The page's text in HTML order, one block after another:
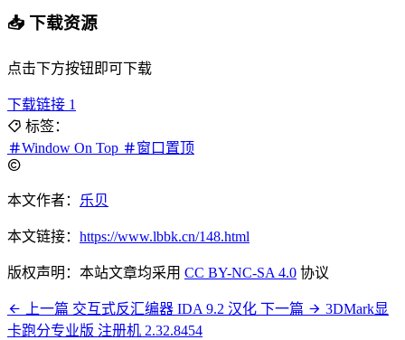
📥 下载资源
点击下方按钮即可下载
下载链接 1
标签：
Window On Top
窗口置顶
本文作者： 乐贝
本文链接： https://www.lbbk.cn/148.html
版权声明：本站文章均采用 CC BY-NC-SA 4.0 协议
上一篇 交互式反汇编器 IDA 9.2 汉化 下一篇
3DMark显
卡跑分专业版 注册机 2.32.8454